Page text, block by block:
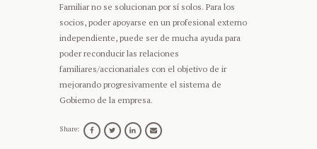
Familiar no se solucionan por sí solos. Para los
socios, poder apoyarse en un profesional externo
independiente, puede ser de mucha ayuda para
poder reconducir las relaciones
familiares/accionariales con el objetivo de ir
mejorando progresivamente el sistema de
Gobierno de la empresa.
Share: